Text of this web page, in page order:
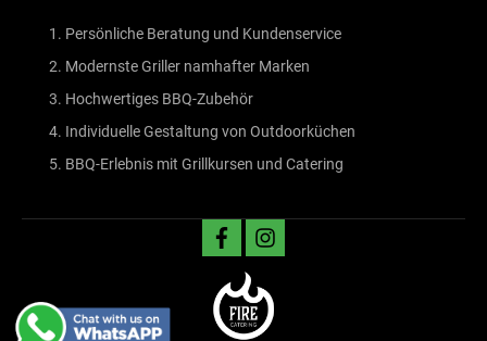
Persönliche Beratung und Kundenservice
Modernste Griller namhafter Marken
Hochwertiges BBQ-Zubehör
Individuelle Gestaltung von Outdoorküchen
BBQ-Erlebnis mit Grillkursen und Catering
facebookinstagram